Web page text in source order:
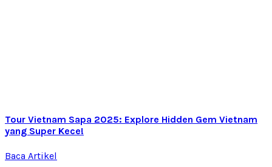
Tour Vietnam Sapa 2025: Explore Hidden Gem Vietnam
yang Super Kece!
Baca Artikel